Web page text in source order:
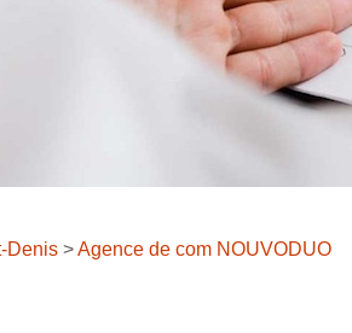
Denis >Agence de com NOUVODUO